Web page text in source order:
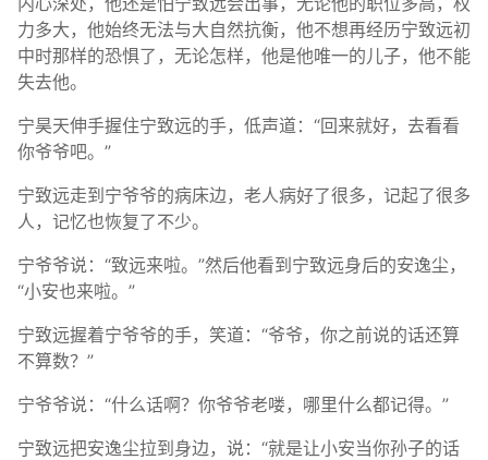
力多大，他始终无法与大自然抗衡，他不想再经历宁致远初
中时那样的恐惧了，无论怎样，他是他唯一的儿子，他不能
失去他。
宁昊天伸手握住宁致远的手，低声道：“回来就好，去看看
你爷爷吧。”
宁致远走到宁爷爷的病床边，老人病好了很多，记起了很多
人，记忆也恢复了不少。
宁爷爷说：“致远来啦。”然后他看到宁致远身后的安逸尘，
“小安也来啦。”
宁致远握着宁爷爷的手，笑道：“爷爷，你之前说的话还算
不算数？”
宁爷爷说：“什么话啊？你爷爷老喽，哪里什么都记得。”
宁致远把安逸尘拉到身边，说：“就是让小安当你孙子的话